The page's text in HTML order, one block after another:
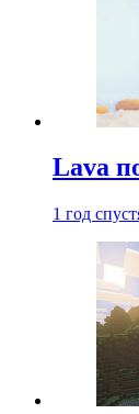
Lava
1 год